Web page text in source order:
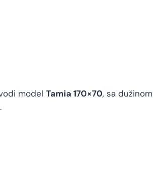
model Tamia 170×70, sa dužinom
.